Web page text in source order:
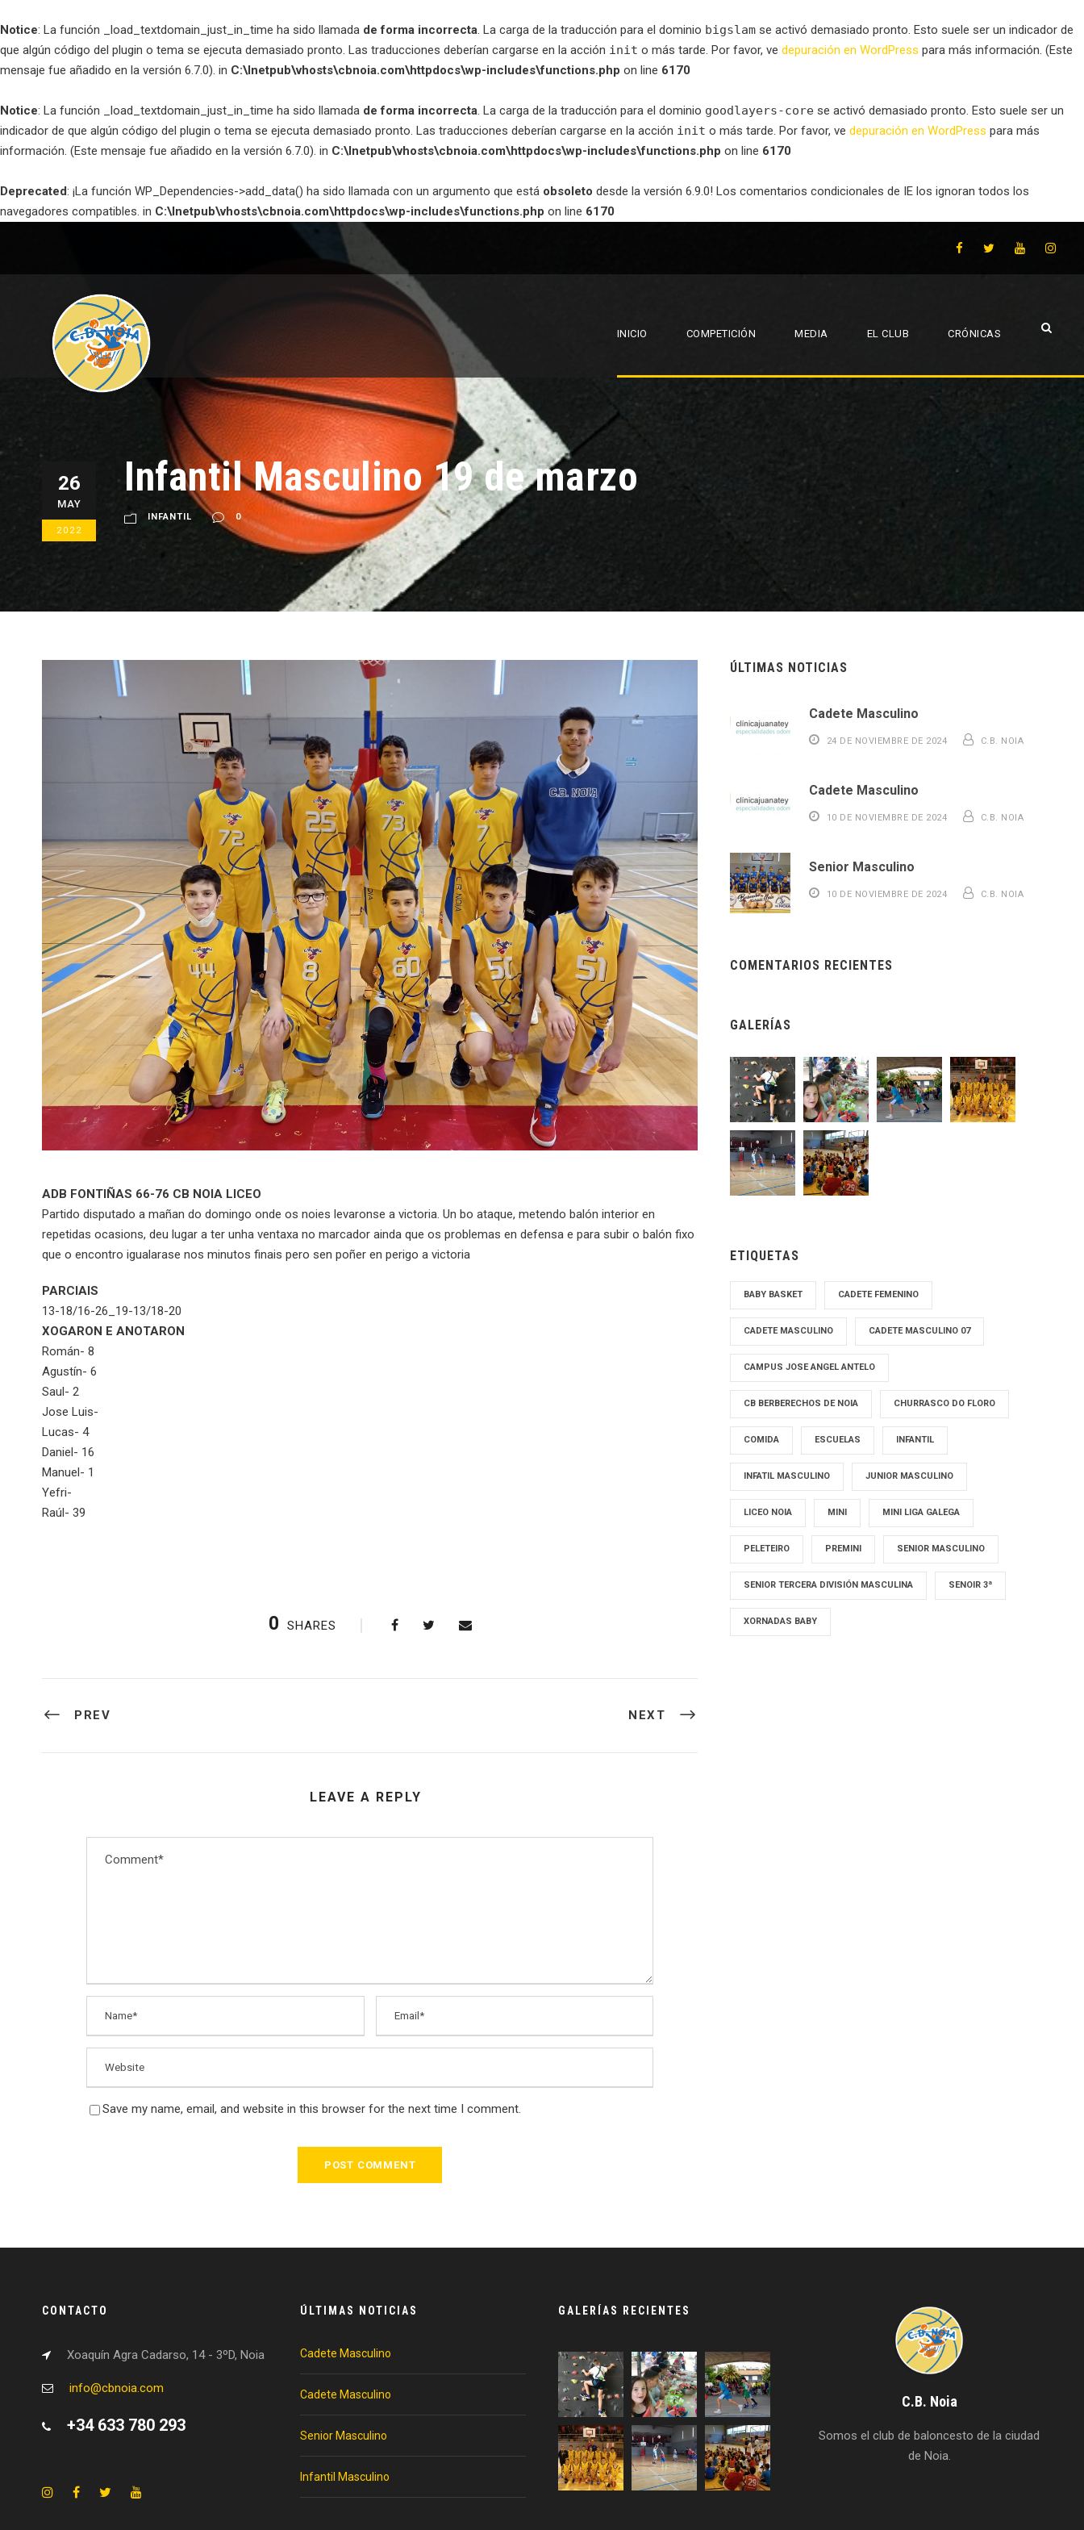
Notice: La función _load_textdomain_just_in_time ha sido llamada de forma incorrecta. La carga de la traducción para el dominio bigslam se activó demasiado pronto. Esto suele ser un indicador de
que algún código del plugin o tema se ejecuta demasiado pronto. Las traducciones deberían cargarse en la acción init o más tarde. Por favor, ve depuración en WordPress para más información. (Este
mensaje fue añadido en la versión 6.7.0). in C:\Inetpub\vhosts\cbnoia.com\httpdocs\wp-includes\functions.php on line 6170
Notice: La función _load_textdomain_just_in_time ha sido llamada de forma incorrecta. La carga de la traducción para el dominio goodlayers-core se activó demasiado pronto. Esto suele ser un
indicador de que algún código del plugin o tema se ejecuta demasiado pronto. Las traducciones deberían cargarse en la acción init o más tarde. Por favor, ve depuración en WordPress para más
información. (Este mensaje fue añadido en la versión 6.7.0). in C:\Inetpub\vhosts\cbnoia.com\httpdocs\wp-includes\functions.php on line 6170
Deprecated: ¡La función WP_Dependencies->add_data() ha sido llamada con un argumento que está obsoleto desde la versión 6.9.0! Los comentarios condicionales de IE los ignoran todos los
navegadores compatibles. in C:\Inetpub\vhosts\cbnoia.com\httpdocs\wp-includes\functions.php on line 6170
INICIO COMPETICIÓN MEDIA EL CLUB CRÓNICAS
26
MAY
2022
Infantil Masculino 19 de marzo
INFANTIL 0
ADB FONTIÑAS 66-76 CB NOIA LICEO
Partido disputado a mañan do domingo onde os noies levaronse a victoria. Un bo ataque, metendo balón interior en
repetidas ocasions, deu lugar a ter unha ventaxa no marcador ainda que os problemas en defensa e para subir o balón fixo
que o encontro igualarase nos minutos finais pero sen poñer en perigo a victoria
PARCIAIS
13-18/16-26_19-13/18-20
XOGARON E ANOTARON
Román- 8
Agustín- 6
Saul- 2
Jose Luis-
Lucas- 4
Daniel- 16
Manuel- 1
Yefri-
Raúl- 39
0 SHARES
PREV NEXT
LEAVE A REPLY
Save my name, email, and website in this browser for the next time I comment.
ÚLTIMAS NOTICIAS
Cadete Masculino
24 DE NOVIEMBRE DE 2024 C.B. NOIA
Cadete Masculino
10 DE NOVIEMBRE DE 2024 C.B. NOIA
Senior Masculino
10 DE NOVIEMBRE DE 2024 C.B. NOIA
COMENTARIOS RECIENTES
GALERÍAS
ETIQUETAS
BABY BASKET CADETE FEMENINO
CADETE MASCULINO CADETE MASCULINO 07
CAMPUS JOSE ANGEL ANTELO
CB BERBERECHOS DE NOIA CHURRASCO DO FLORO
COMIDA ESCUELAS INFANTIL
INFATIL MASCULINO JUNIOR MASCULINO
LICEO NOIA MINI MINI LIGA GALEGA
PELETEIRO PREMINI SENIOR MASCULINO
SENIOR TERCERA DIVISIÓN MASCULINA SENOIR 3ª
XORNADAS BABY
CONTACTO
Xoaquín Agra Cadarso, 14 - 3ºD, Noia
info@cbnoia.com
+34 633 780 293
ÚLTIMAS NOTICIAS
Cadete Masculino
Cadete Masculino
Senior Masculino
Infantil Masculino
GALERÍAS RECIENTES
C.B. Noia
Somos el club de baloncesto de la ciudad
de Noia.